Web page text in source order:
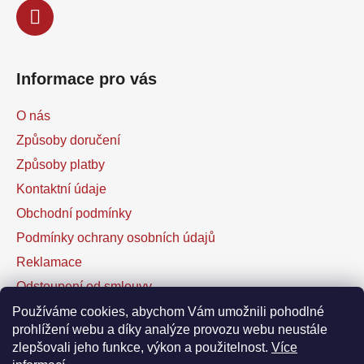
Používáme cookies, abychom Vám umožnili pohodlné
prohlížení webu a díky analýze provozu webu neustále
zlepšovali jeho funkce, výkon a použitelnost. Více
Informace pro vás
O nás
Způsoby doručení
Způsoby platby
Kontaktní údaje
Obchodní podmínky
Podmínky ochrany osobních údajů
Reklamace
Odstoupení od smlouvy
Kontaktní formulář